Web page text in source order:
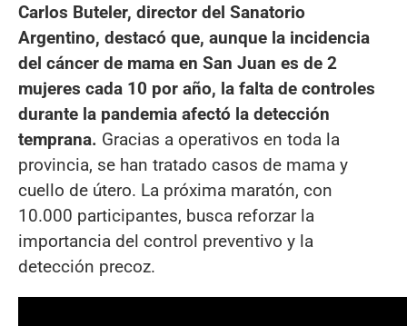
Carlos Buteler, director del Sanatorio
Argentino, destacó que, aunque la incidencia
del cáncer de mama en San Juan es de 2
mujeres cada 10 por año, la falta de controles
durante la pandemia afectó la detección
temprana. Gracias a operativos en toda la
provincia, se han tratado casos de mama y
cuello de útero. La próxima maratón, con
10.000 participantes, busca reforzar la
importancia del control preventivo y la
detección precoz.